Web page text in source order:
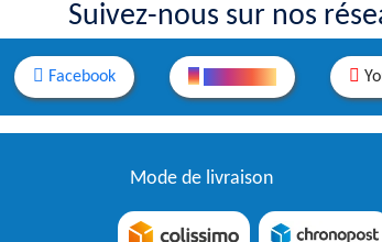
Suivez-nous sur nos
Facebook
Mode de livraison